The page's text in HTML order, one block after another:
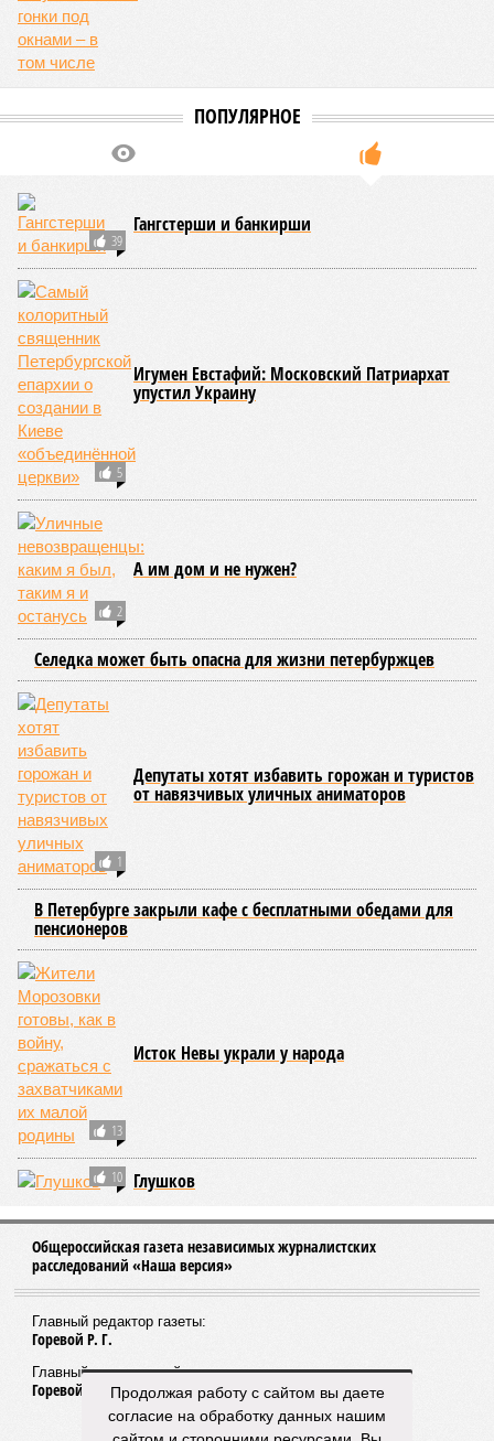
ПОПУЛЯРНОЕ
39
Гангстерши и банкирши
5
Игумен Евстафий: Московский Патриархат
упустил Украину
2
А им дом и не нужен?
Селедка может быть опасна для жизни петербуржцев
1
Депутаты хотят избавить горожан и туристов
от навязчивых уличных аниматоров
В Петербурге закрыли кафе с бесплатными обедами для
пенсионеров
13
Исток Невы украли у народа
10 Глушков
Общероссийская газета независимых журналистских
расследований «Наша версия»
Главный редактор газеты:
Горевой Р. Г.
Главный редактор сайта:
Горевой Р. Г.Продолжая работу с сайтом вы даете
согласие на обработку данных нашим